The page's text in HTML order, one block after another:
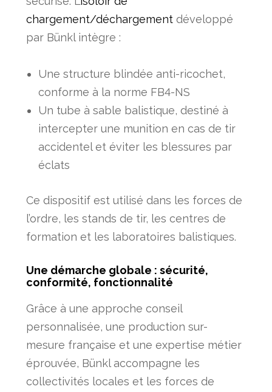
chargement/déchargementdéveloppé
par Bünkl intègre :
Une structure blindée anti-ricochet,
conforme à la norme FB4-NS
Un tube à sable balistique, destiné à
intercepter une munition en cas de tir
accidentel et éviter les blessures par
éclats
Ce dispositif est utilisé dans les forces de
l’ordre, les stands de tir, les centres de
formation et les laboratoires balistiques.
Une démarche globale : sécurité,
conformité, fonctionnalité
Grâce à une approche conseil
personnalisée, une production sur-
mesure française et une expertise métier
éprouvée, Bünkl accompagne les
collectivités locales et les forces de